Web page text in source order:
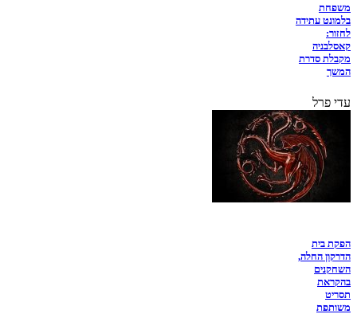
משפחת
בלמונט עתידה
לחזור:
קאסלבניה
מקבלת סדרת
המשך
עדי פרל
הפקת בית
הדרקון החלה,
השחקנים
בהקראת
תסריט
משותפת